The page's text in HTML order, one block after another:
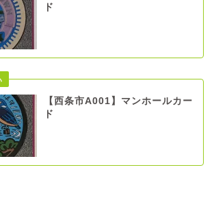
ド
【西条市A001】マンホールカー
ド